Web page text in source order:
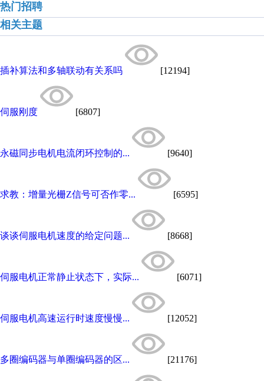
热门招聘
相关主题
插补算法和多轴联动有关系吗 [12194]
伺服刚度 [6807]
永磁同步电机电流闭环控制的... [9640]
求教：增量光栅Z信号可否作零... [6595]
谈谈伺服电机速度的给定问题... [8668]
伺服电机正常静止状态下，实际... [6071]
伺服电机高速运行时速度慢慢... [12052]
多圈编码器与单圈编码器的区... [21176]